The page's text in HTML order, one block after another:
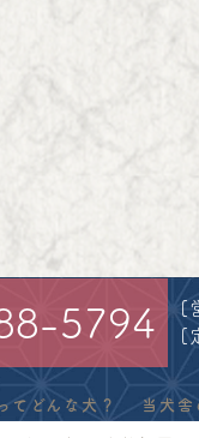
5794
[
[
てどんな犬？ 当犬